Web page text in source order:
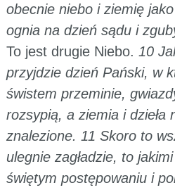
obecnie niebo i ziemię
ognia na dzień sądu i
To jest drugie Niebo. 10
przyjdzie dzień Pański, w
świstem przeminie,
rozsypią, a ziemia i dzieła
znalezione. 11 Skoro to
ulegnie zagładzie, to
świętym postępowaniu i